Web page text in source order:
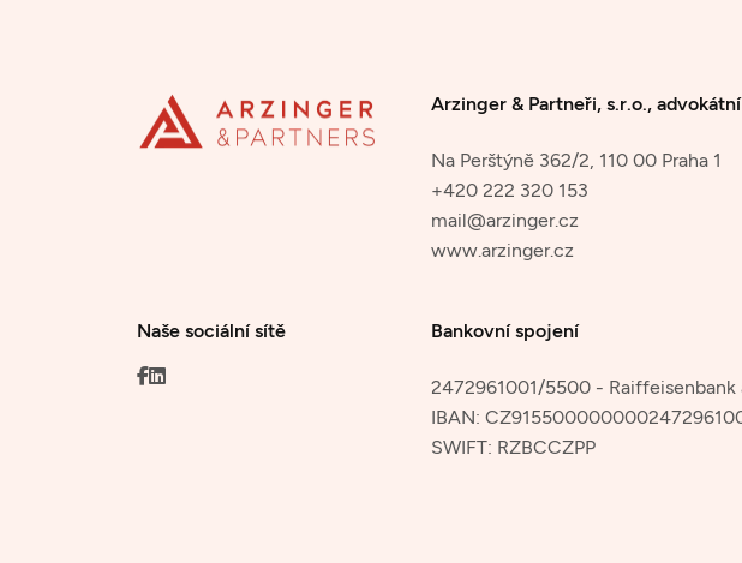
Arzinger & Partneři, s.r.o.,
Na Perštýně 362/2, 110 00 Praha 1
+420 222 320 153
mail@arzinger.cz
www.arzinger.cz
Naše sociální sítě Bankovní spojení
2472961001/5500 - Raiffeisenbank
IBAN:
SWIFT: RZBCCZPP